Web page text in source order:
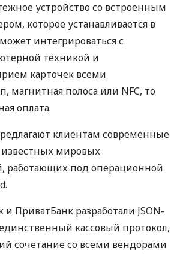
устройство со встроенным
которое устанавливается в
интегрироваться с
техникой и
карточек всеми
магнитная полоса или NFC, то
оплата.
клиентам современные
мировых
работающих под операционной
ПриватБанк разработали JSON-
кассовый протокол,
сочетание со всеми вендорами